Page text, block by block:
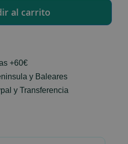
+60€
y Baleares
y Transferencia